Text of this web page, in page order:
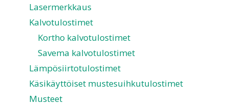
Lasermerkkaus
Kalvotulostimet
Kortho kalvotulostimet
Savema kalvotulostimet
Lämpösiirtotulostimet
Käsikäyttöiset mustesuihkutulostimet
Musteet